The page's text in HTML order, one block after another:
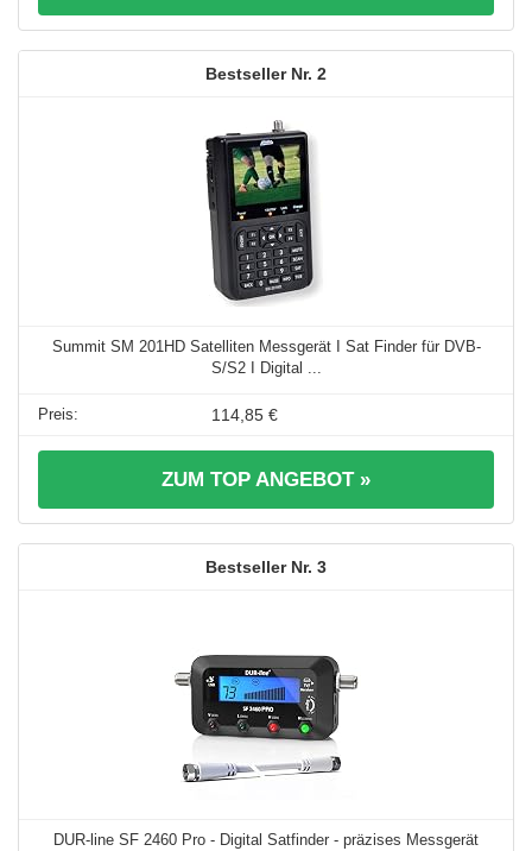
2
Summit SM 201HD Satelliten Messgerät I Sat Finder für DVB-
S/S2 I Digital ...
114,85 €
ZUM TOP ANGEBOT »
3
DUR-line SF 2460 Pro - Digital Satfinder - präzises Messgerät